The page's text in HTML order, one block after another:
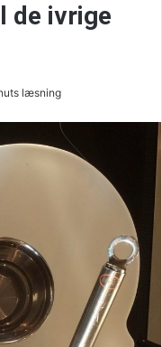
de ivrige
læsning